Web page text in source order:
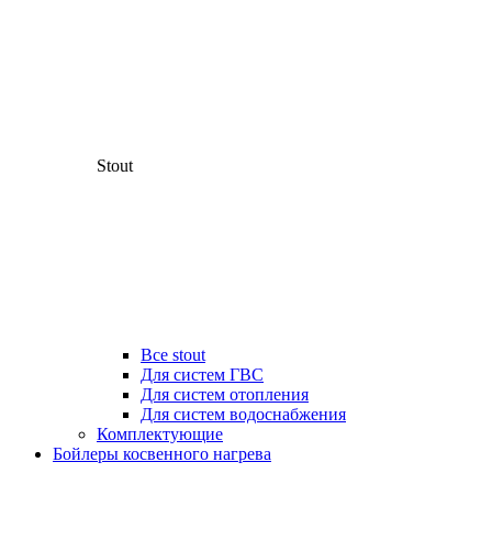
Stout
Все stout
Для систем ГВС
Для систем отопления
Для систем водоснабжения
Комплектующие
Бойлеры косвенного нагрева